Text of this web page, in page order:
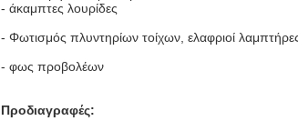
- άκαμπτες λουρίδες
- Φωτισμός πλυντηρίων τοίχων, ελαφριοί
- φως προβολέων
Προδιαγραφές: